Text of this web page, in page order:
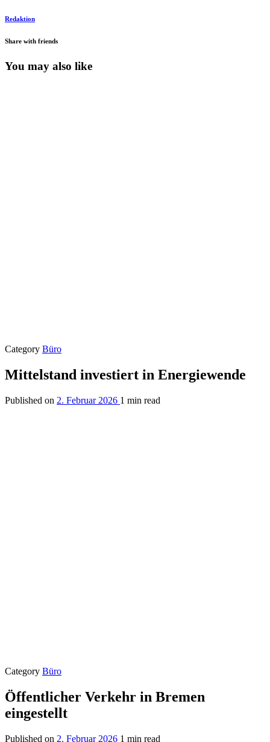
Redaktion
Share with friends
You may also like
Category Büro
Mittelstand investiert in Energiewende
Published on 2. Februar 2026 1 min read
Category Büro
Öffentlicher Verkehr in Bremen
eingestellt
Published on 2. Februar 2026 1 min read